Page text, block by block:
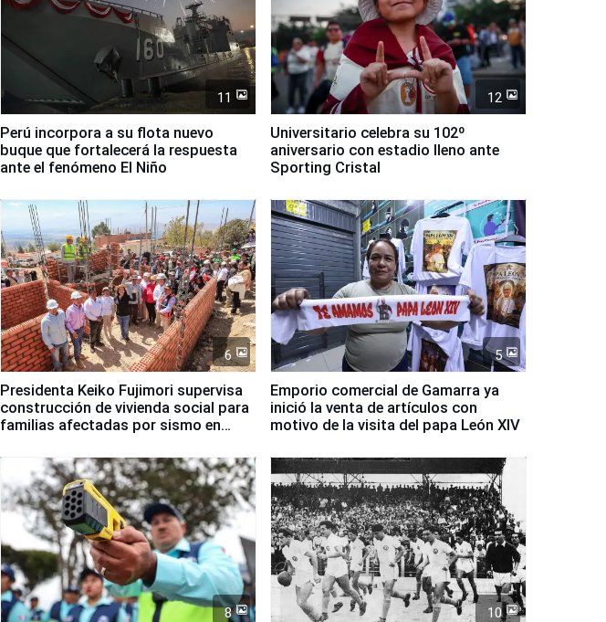
11
Perú incorpora a su flota nuevo
buque que fortalecerá la respuesta
ante el fenómeno El Niño
12
Universitario celebra su 102º
aniversario con estadio lleno ante
Sporting Cristal
6
Presidenta Keiko Fujimori supervisa
construcción de vivienda social para
familias afectadas por sismo en
5
Emporio comercial de Gamarra ya
inició la venta de artículos con
motivo de la visita del papa León XIV
8 10